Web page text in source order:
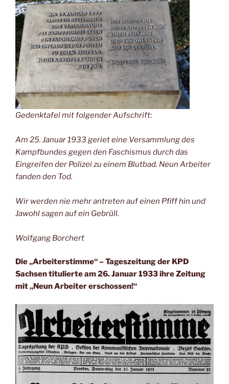
Gedenktafel mit folgender Aufschrift:
Am 25. Januar 1933 geriet eine Versammlung des
Kampfbundes gegen den Faschismus durch das
Eingreifen der Polizei zu einem Blutbad. Neun Arbeiter
fanden den Tod.
Wir werden nie mehr antreten auf einen Pfiff hin und
Jawohl sagen auf ein Gebrüll.
Wolfgang Borchert
Die „Arbeiterstimme“ – Tageszeitung der KPD
Sachsen titulierte am 26. Januar 1933 ihre Zeitung
mit „Neun Arbeiter erschossen!“